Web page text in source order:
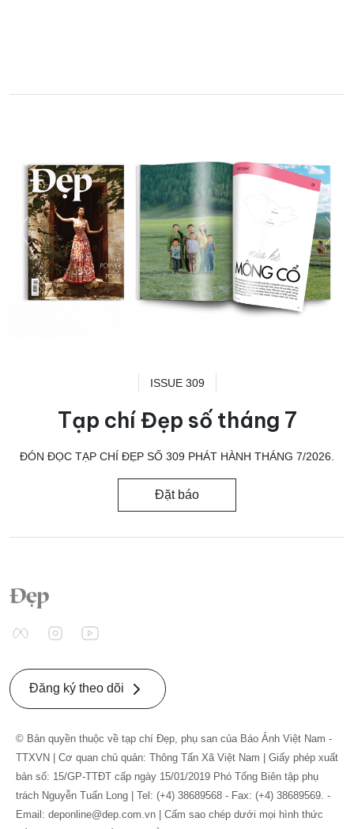
ISSUE 309
Tạp chí Đẹp số tháng 7
ĐÓN ĐỌC TẠP CHÍ ĐẸP SỐ 309 PHÁT HÀNH THÁNG 7/2026.
Đặt báo
Đăng ký theo dõi
© Bản quyền thuộc về tạp chí Đẹp, phụ san của Báo Ảnh Việt Nam -
TTXVN | Cơ quan chủ quản: Thông Tấn Xã Việt Nam | Giấy phép xuất
bản số: 15/GP-TTĐT cấp ngày 15/01/2019 Phó Tổng Biên tập phụ
trách Nguyễn Tuấn Long | Tel: (+4) 38689568 - Fax: (+4) 38689569. -
Email: deponline@dep.com.vn | Cấm sao chép dưới mọi hình thức